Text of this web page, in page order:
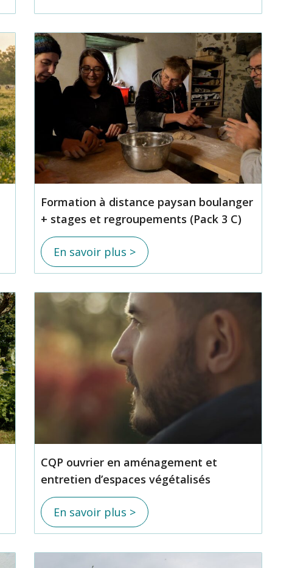
Formation à distance paysan boulanger
+ stages et regroupements (Pack 3 C)
En savoir plus >
CQP ouvrier en aménagement et
entretien d’espaces végétalisés
En savoir plus >